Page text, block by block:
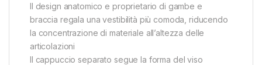
Il design anatomico e proprietario di gambe e
braccia regala una vestibilità più comoda, riducendo
la concentrazione di materiale all’altezza delle
articolazioni
Il cappuccio separato segue la forma del viso